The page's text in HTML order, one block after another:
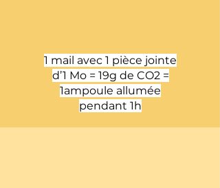
1 mail avec 1 pièce jointe
d’1 Mo = 19g de CO2 =
1ampoule allumée
pendant 1h